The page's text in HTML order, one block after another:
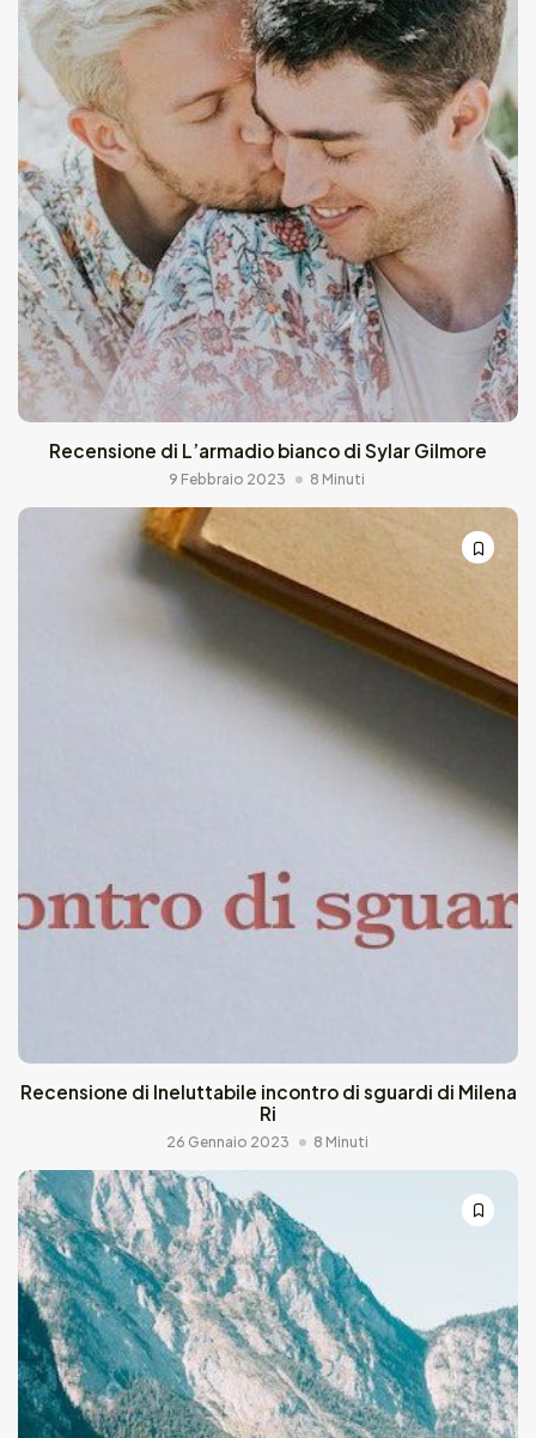
Recensione di L’armadio bianco di Sylar Gilmore
9 Febbraio 2023 8 Minuti
Recensione di Ineluttabile incontro di sguardi di Milena
Ri
26 Gennaio 2023 8 Minuti